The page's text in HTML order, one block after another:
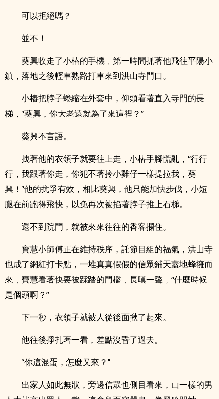
可以拒絕嗎？
並不！
葵興收走了小樁的手機，第一時間抓著他飛往平陽小
鎮，落地之後輕車熟路打車來到洪山寺門口。
小樁把脖子蜷縮在外套中，仰頭看著直入寺門的長
梯，“葵興，你大老遠就為了來這裡？”
葵興不言語。
拽著他的衣領子就要往上走，小樁手腳慌亂，“行行
行，我跟著你走，你犯不著拎小雞仔一樣提拉我，葵
興！”他的抗爭有效，相比葵興，他只能加快步伐，小短
腿在前跑得飛快，以免再次被掐著脖子推上石梯。
還不到院門，就被來來往往的香客攔住。
寶慧小師傅正在維持秩序，託節目組的福氣，洪山寺
也成了網紅打卡點，一堆真真假假的信眾鋪天蓋地蜂擁而
來，寶慧看著快要被踩踏的門檻，長嘆一聲，“什麼時候
是個頭啊？”
下一秒，衣領子就被人從後面揪了起來。
他往後掙扎著一看，差點沒昏了過去。
“你這混蛋，怎麼又來？”
出家人如此無狀，旁邊信眾也側目看來，山一樣的男